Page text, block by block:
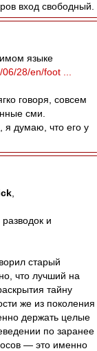
вход свободный.
языке
28/en/foot ...
говоря, совсем
сми.
я думаю, что его у
и
старый
что лучший на
тайну
же из поколения
держать целые
по заранее
— это именно